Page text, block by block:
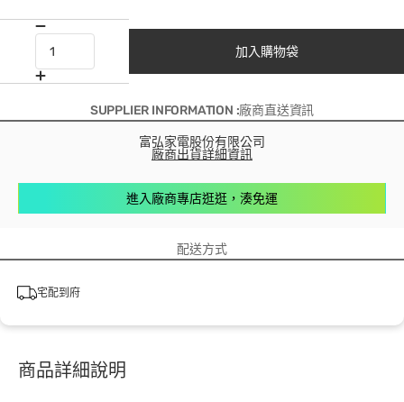
加入購物袋
SUPPLIER INFORMATION :廠商直送資訊
富弘家電股份有限公司
廠商出貨詳細資訊
進入廠商專店逛逛，湊免運
配送方式
宅配到府
商品詳細說明